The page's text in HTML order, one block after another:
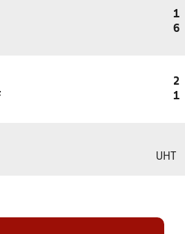
1
6
2
1
UHT